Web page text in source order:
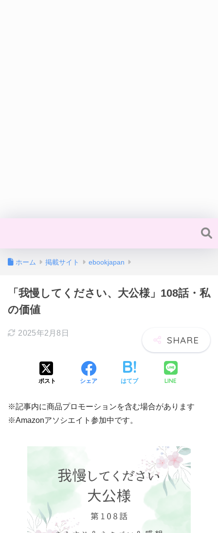
ホーム 掲載サイト ebookjapan
「我慢してください、大公様」108話・私
の価値
2025年2月8日
ポスト シェア はてブ LINE
※記事内に商品プロモーションを含む場合があります
※Amazonアソシエイト参加中です。